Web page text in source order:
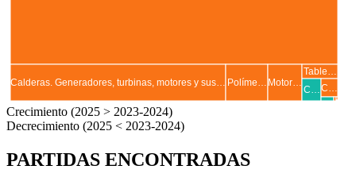
Calderas. Generadores, turbinas, motores y sus… Políme… Motor…
Table…
C…C…
….
Crecimiento (2025 > 2023-2024)
Decrecimiento (2025 < 2023-2024)
PARTIDAS ENCONTRADAS